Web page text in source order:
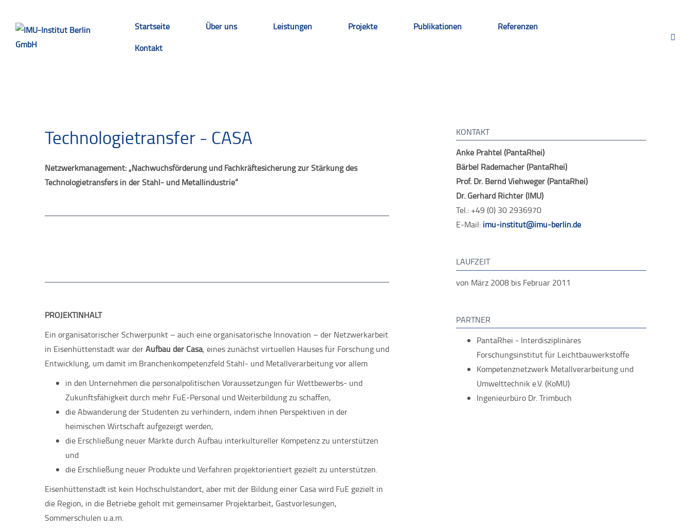
Startseite Über uns Leistungen Projekte Publikationen
Referenzen
Kontakt
Technologietransfer - CASA
Netzwerkmanagement: „Nachwuchsförderung und Fachkräftesicherung zur Stärkung des
Technologietransfers in der Stahl- und Metallindustrie“
PROJEKTINHALT
Ein organisatorischer Schwerpunkt – auch eine organisatorische Innovation – der Netzwerkarbeit
in Eisenhüttenstadt war derAufbau der Casa, eines zunächst virtuellen Hauses für Forschung und
Entwicklung, um damit im Branchenkompetenzfeld Stahl- und Metallverarbeitung vor allem
in den Unternehmen die personalpolitischen Voraussetzungen für Wettbewerbs- und
Zukunftsfähigkeit durch mehr FuE-Personal und Weiterbildung zu schaffen,
die Abwanderung der Studenten zu verhindern, indem ihnen Perspektiven in der
heimischen Wirtschaft aufgezeigt werden,
die Erschließung neuer Märkte durch Aufbau interkultureller Kompetenz zu unterstützen
und
die Erschließung neuer Produkte und Verfahren projektorientiert gezielt zu unterstützen.
Eisenhüttenstadt ist kein Hochschulstandort, aber mit der Bildung einer Casa wird FuE gezielt in
die Region, in die Betriebe geholt mit gemeinsamer Projektarbeit, Gastvorlesungen,
Sommerschulen u.a.m.
KONTAKT
Anke Prahtel (PantaRhei)
Bärbel Rademacher (PantaRhei)
Prof. Dr. Bernd Viehweger (PantaRhei)
Dr. Gerhard Richter (IMU)
Tel.: +49 (0) 30 2936970
E-Mail: imu-institut@imu-berlin.de
LAUFZEIT
von März 2008 bis Februar 2011
PARTNER
PantaRhei - Interdisziplinäres
Forschungsinstitut für Leichtbauwerkstoffe
Kompetenznetzwerk Metallverarbeitung und
Umwelttechnik e.V. (KoMU)
Ingenieurbüro Dr. Trimbuch